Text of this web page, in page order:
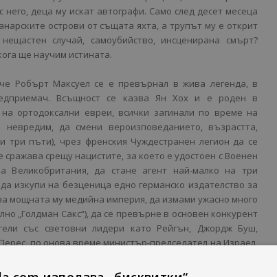
деца му искат автографи. Само след десет месеца
острови от същата яхта, а трупът му е открит
случай, самоубийство, инсценирана смърт?
ще научим истината.
Робърт Максуел се е превърнал в жива легенда, в
Всъщност се казва Ян Хох и е роден в
ортодоксални евреи, всички загинали по време на
да смени вероизповеданието, възрастта,
три пъти), чрез френския Чуждестранен легион да се
срещу нацистите, за което е удостоен с Военен
Великобритания, да стане агент най-малко на три
изкупи на безценица едно германско издателство за
мощната му медийна империя, да измами ужасно много
„Голдман Сакс“), да се превърне в основен конкурент
със световни лидери като Рейгън, Джордж Буш,
по онова време министър-председател на Израел,